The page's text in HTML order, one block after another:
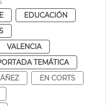
EDUCACIÓN
VALENCIA
TEMÁTICA
EN CORTS